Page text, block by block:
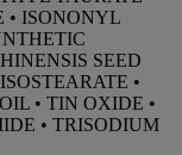
• ISONONYL
SEED
•
• TIN OXIDE •
• TRISODIUM